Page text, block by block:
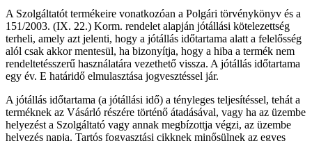
A Szolgáltatót termékeire vonatkozóan a Polgári törvénykönyv és a
151/2003. (IX. 22.) Korm. rendelet alapján jótállási kötelezettség
terheli, amely azt jelenti, hogy a jótállás időtartama alatt a felelősség
alól csak akkor mentesül, ha bizonyítja, hogy a hiba a termék nem
rendeltetésszerű használatára vezethető vissza. A jótállás időtartama
egy év. E határidő elmulasztása jogvesztéssel jár.
A jótállás időtartama (a jótállási idő) a tényleges teljesítéssel, tehát a
terméknek az Vásárló részére történő átadásával, vagy ha az üzembe
helyezést a Szolgáltató vagy annak megbízottja végzi, az üzembe
helyezés napja. Tartós fogyasztási cikknek minősülnek az egyes